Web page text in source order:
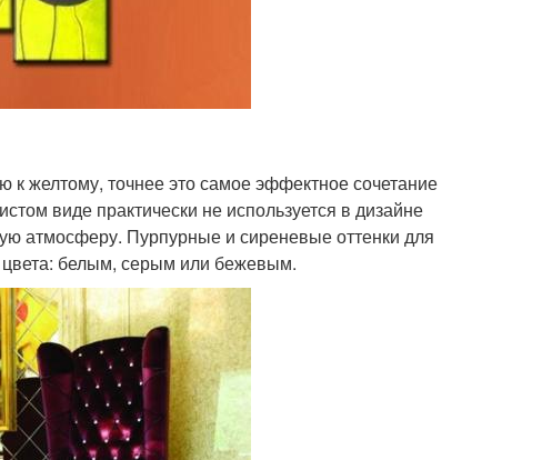
желтому, точнее это самое эффектное сочетание
виде практически не используется в дизайне
атмосферу. Пурпурные и сиреневые оттенки для
цвета: белым, серым или бежевым.